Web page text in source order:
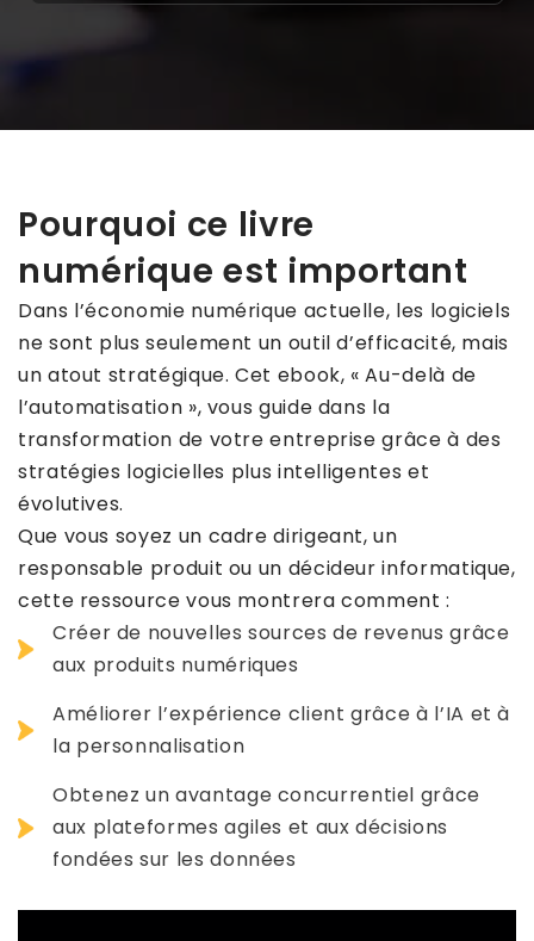
Pourquoi ce livre
numérique est important
Dans l’économie numérique actuelle, les logiciels
ne sont plus seulement un outil d’efficacité, mais
un atout stratégique. Cet ebook, « Au-delà de
l’automatisation », vous guide dans la
transformation de votre entreprise grâce à des
stratégies logicielles plus intelligentes et
évolutives.
Que vous soyez un cadre dirigeant, un
responsable produit ou un décideur informatique,
cette ressource vous montrera comment :
Créer de nouvelles sources de revenus grâce
aux produits numériques
Améliorer l’expérience client grâce à l’IA et à
la personnalisation
Obtenez un avantage concurrentiel grâce
aux plateformes agiles et aux décisions
fondées sur les données